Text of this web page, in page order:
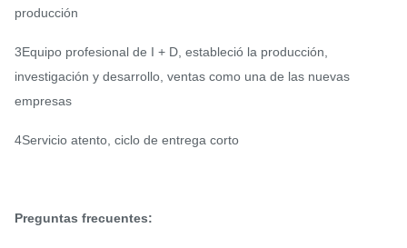
producción
3Equipo profesional de I + D, estableció la producción,
investigación y desarrollo, ventas como una de las nuevas
empresas
4Servicio atento, ciclo de entrega corto
Preguntas frecuentes: